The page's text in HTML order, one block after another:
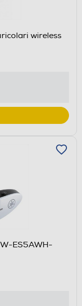
wireless
ES5AWH-